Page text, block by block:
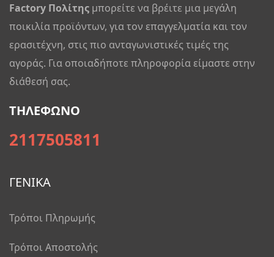
Factory Πολίτης μπορείτε να βρέιτε μια μεγάλη
ποικιλία προϊόντων, για τον επαγγελματία και τον
ερασιτέχνη, στις πιο ανταγωνιστικές τιμές της
αγοράς. Για οποιαδήποτε πληροφορία είμαστε στην
διάθεσή σας.
ΤΗΛΕΦΩΝΟ
2117505811
ΓΕΝΙΚΑ
Τρόποι Πληρωμής
Τρόποι Αποστολής